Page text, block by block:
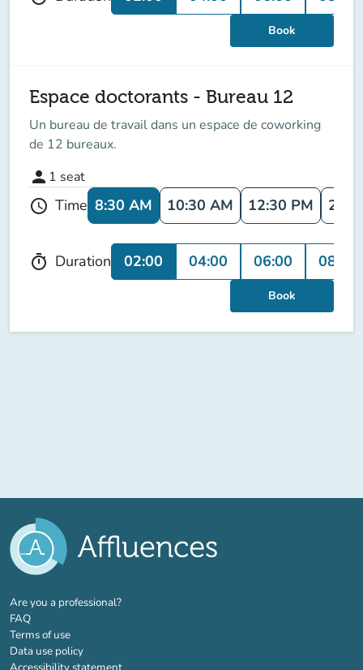
Book
Espace doctorants - Bureau 12
Un bureau de travail dans un espace de coworking
de 12 bureaux.
person 1 seat
schedule Time 8:30 AM 10:30 AM 12:30 PM 2:30
timer Duration 02:00 04:00 06:00 08:00
Book
Are you a professional?(new tab)
FAQ
Terms of use
Data use policy